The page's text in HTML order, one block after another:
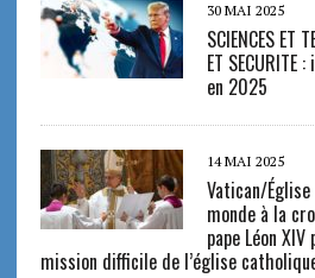
30 MAI 2025
SCIENCES ET
ET SECURITE
en 2025
14 MAI 2025
Vatican/
monde à la
pape Léon
mission difficile de l’église